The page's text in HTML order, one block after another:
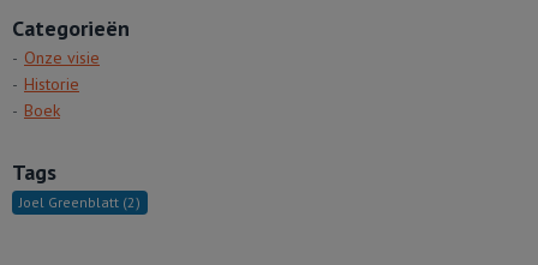
Categorieën
Onze visie
Historie
Boek
Tags
Joel Greenblatt (2)